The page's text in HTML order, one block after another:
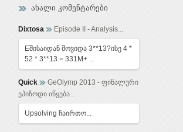
ახალი კომენტარები
Dixtosa Episode II - Analysis...
Eშისაიდან მოვიდა 3**13?ისე 4 *
52 * 3**13 = 331M+ ...
Quick
GeOlymp 2013 - ფინალური
ეპიზოდი იწყება...
Upsolving ჩაირთო...